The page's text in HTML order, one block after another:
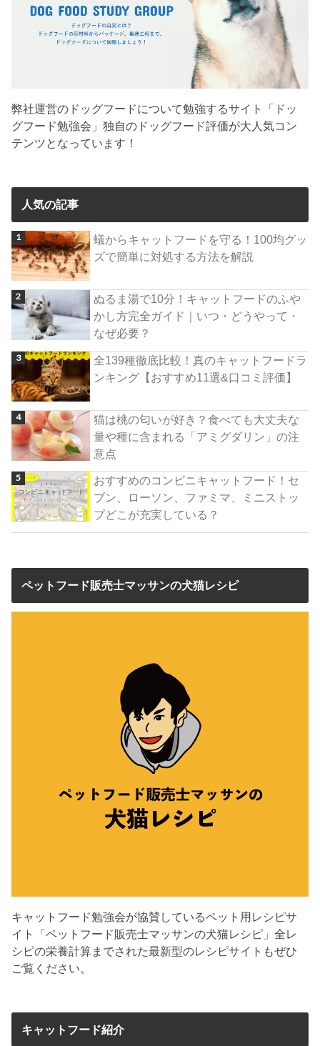
弊社運営のドッグフードについて勉強するサイト「ドッ
グフード勉強会」独自のドッグフード評価が大人気コン
テンツとなっています！
人気の記事
蟻からキャットフードを守る！100均グッ
ズで簡単に対処する方法を解説
ぬるま湯で10分！キャットフードのふや
かし方完全ガイド｜いつ・どうやって・
なぜ必要？
全139種徹底比較！真のキャットフードラ
ンキング【おすすめ11選&口コミ評価】
猫は桃の匂いが好き？食べても大丈夫な
量や種に含まれる「アミグダリン」の注
意点
おすすめのコンビニキャットフード！セ
ブン、ローソン、ファミマ、ミニストッ
プどこが充実している？
ペットフード販売士マッサンの犬猫レシピ
キャットフード勉強会が協賛しているペット用レシピサ
イト「ペットフード販売士マッサンの犬猫レシピ」全レ
シピの栄養計算までされた最新型のレシピサイトもぜひ
ご覧ください。
キャットフード紹介